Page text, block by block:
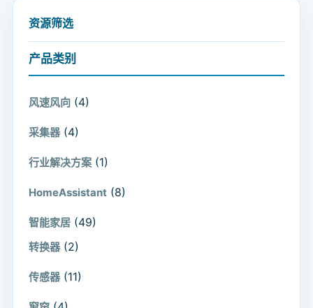
资源筛选
产品类别
风速风向 (4)
采集器 (4)
行业解决方案 (1)
HomeAssistant (8)
智能家居 (49)
转换器 (2)
传感器 (11)